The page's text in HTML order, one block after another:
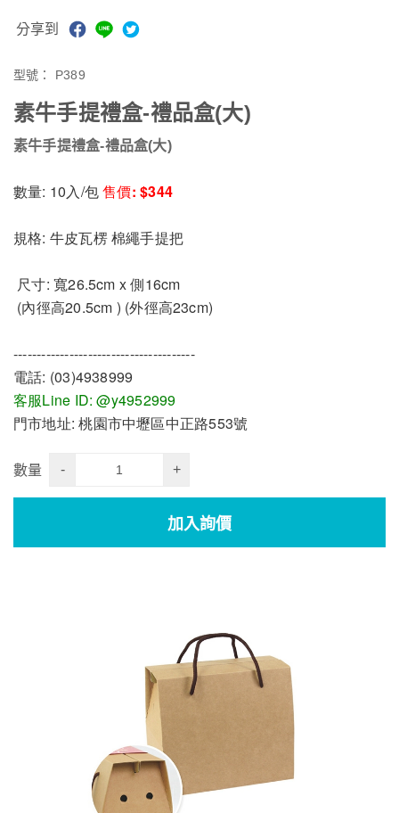
分享到
型號： P389
素牛手提禮盒-禮品盒(大)
素牛手提禮盒-禮品盒(大)
數量: 10入/包 售價: $344
規格: 牛皮瓦楞 棉繩手提把
尺寸: 寬26.5cm x 側16cm
(內徑高20.5cm ) (外徑高23cm)
---------------------------------------
電話: (03)4938999
客服Line ID: @y4952999
門市地址: 桃園市中壢區中正路553號
數量 - +
加入詢價